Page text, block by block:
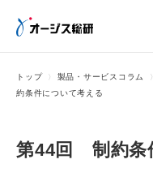
トップ 製品・サービスコラム
約条件について考える
第44回 制約条